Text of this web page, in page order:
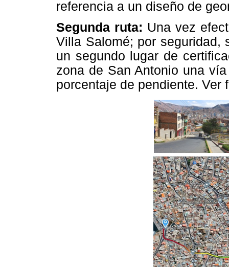
referencia a un diseño de
Segunda ruta: Una vez
Villa Salomé; por seguridad,
un segundo lugar de
zona de San Antonio una
porcentaje de pendiente. Ver